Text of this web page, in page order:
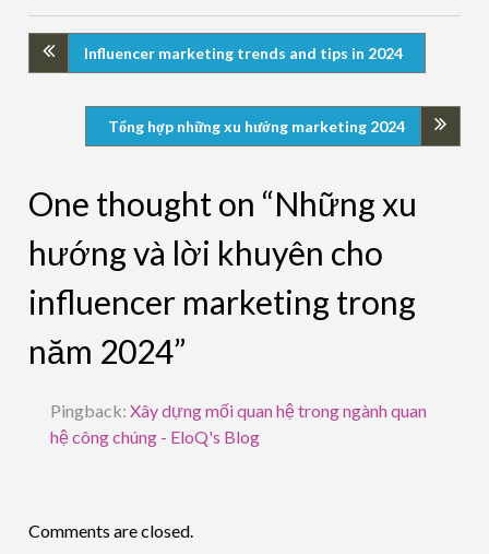
Influencer marketing trends and tips in 2024
Tổng hợp những xu hướng marketing 2024
One thought on “Những xu
hướng và lời khuyên cho
influencer marketing trong
năm 2024”
Pingback:Xây dựng mối quan hệ trong ngành quan
hệ công chúng - EloQ's Blog
Comments are closed.